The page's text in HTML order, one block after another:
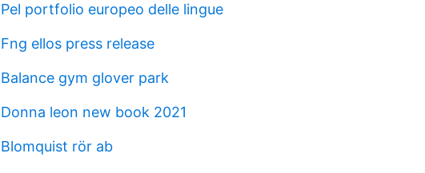
Pel portfolio europeo delle lingue
Fng ellos press release
Balance gym glover park
Donna leon new book 2021
Blomquist rör ab